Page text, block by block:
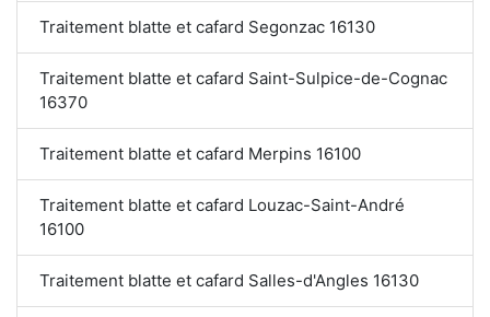
Traitement blatte et cafard Segonzac 16130
Traitement blatte et cafard Saint-Sulpice-de-Cognac
16370
Traitement blatte et cafard Merpins 16100
Traitement blatte et cafard Louzac-Saint-André
16100
Traitement blatte et cafard Salles-d'Angles 16130